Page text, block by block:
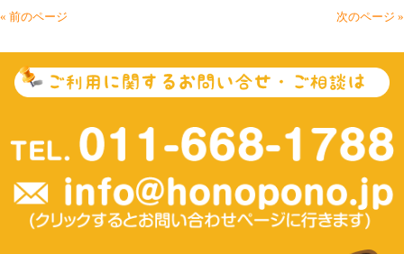
« 前のページ
次のページ »